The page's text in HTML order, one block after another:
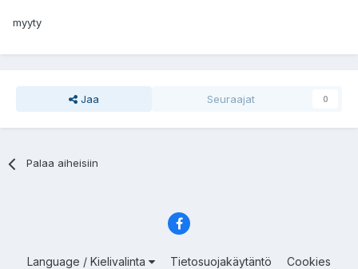
myyty
Jaa Seuraajat 0
Palaa aiheisiin
Language / Kielivalinta Tietosuojakäytäntö Cookies